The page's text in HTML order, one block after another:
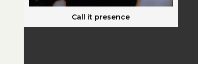
Call it presence